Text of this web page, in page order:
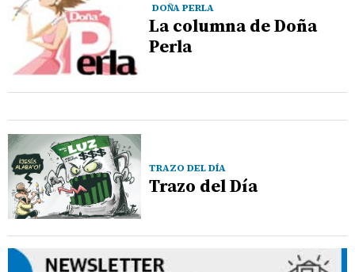
DOÑA PERLA
La columna de Doña
Perla
TRAZO DEL DÍA
Trazo del Día